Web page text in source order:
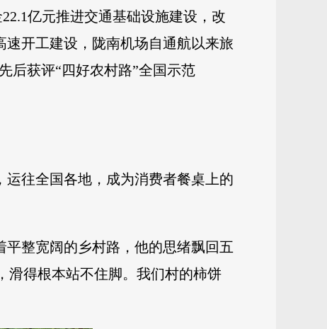
亿元推进交通基础设施建设，改
开工建设，陇南机场自通航以来旅
后获评“四好农村路”全国示范
往全国各地，成为消费者餐桌上的
整宽阔的乡村路，他的思绪飘回五
滑得根本站不住脚。我们村的柿饼